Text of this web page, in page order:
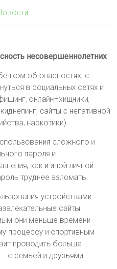
несовершеннолетних
об опасностях, с
в социальных сетях и
онлайн–хищники,
сайты с негативной
наркотики).
сложного и
пароля и
как и иной личной
труднее взломать.
устройствами –
сайты
они меньше времени
процессу и спортивным
проводить больше
с семьей и друзьями.